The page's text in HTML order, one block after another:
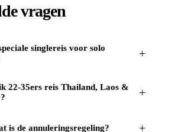
vragen
singlereis voor solo
+
22-35ers reis Thailand, Laos &
+
is de annuleringsregeling? +